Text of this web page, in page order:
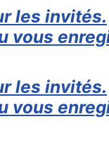
les invités.
vous
les invités.
vous